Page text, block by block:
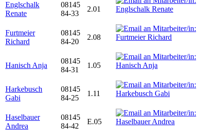
Englschalk
Renate
08145
84-33
2.01
Furtmeier
Richard
08145
84-20
2.08
Hanisch Anja
08145
84-31
1.05
Harkebusch
Gabi
08145
84-25
1.11
Haselbauer
Andrea
08145
84-42
E.05